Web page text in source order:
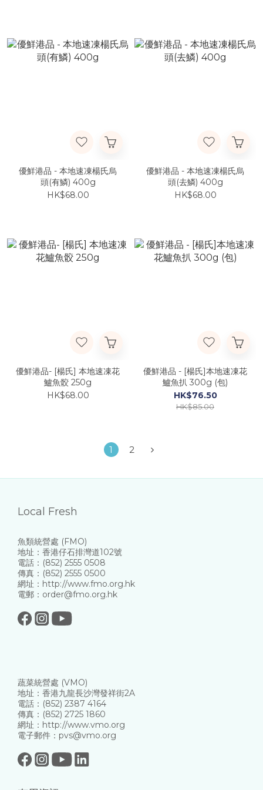
優鮮港品 - 本地速凍楊氏烏
頭(有鱗) 400g
HK$68.00
優鮮港品 - 本地速凍楊氏烏
頭(去鱗) 400g
HK$68.00
優鮮港品- [楊氏] 本地速凍花
鱸魚骹 250g
HK$68.00
優鮮港品 - [楊氏]本地速凍花
鱸魚扒 300g (包)
HK$76.50
HK$85.00
1 2
Local Fresh
魚類統營處 (FMO)
地址：香港仔石排灣道102號
電話：(852) 2555 0508
傳真：(852) 2555 0500
網址：http://www.fmo.org.hk
電郵：order@fmo.org.hk
蔬菜統營處 (VMO)
地址：香港九龍長沙灣發祥街2A
電話：(852) 2387 4164
傳真：(852) 2725 1860
網址：http://www.vmo.org
電子郵件：pvs@vmo.org